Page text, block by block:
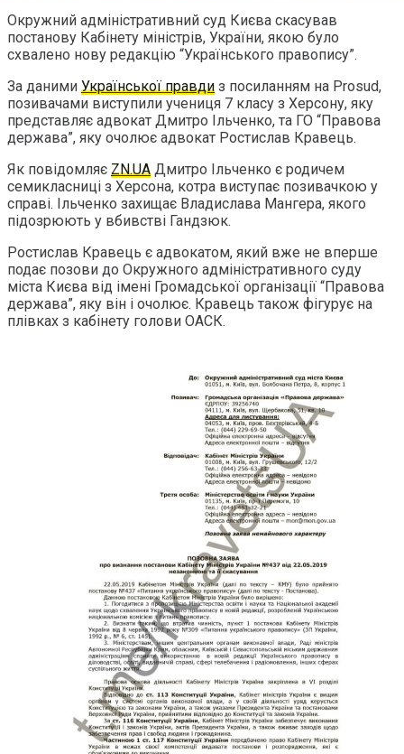
Окружний адміністративний суд Києва скасував
постанову Кабінету міністрів, України, якою було
схвалено нову редакцію “Українського правопису”.
За даними Української правди з посиланням на Prosud,
позивачами виступили учениця 7 класу з Херсону, яку
представляє адвокат Дмитро Ільченко, та ГО “Правова
держава”, яку очолює адвокат Ростислав Кравець.
Як повідомляє ZN.UA Дмитро Ільченко є родичем
семикласниці з Херсона, котра виступає позивачкою у
справі. Ільченко захищає Владислава Мангера, якого
підозрюють у вбивстві Гандзюк.
Ростислав Кравець є адвокатом, який вже не вперше
подає позови до Окружного адміністративного суду
міста Києва від імені Громадської організації “Правова
держава”, яку він і очолює. Кравець також фігурує на
плівках з кабінету голови ОАСК.